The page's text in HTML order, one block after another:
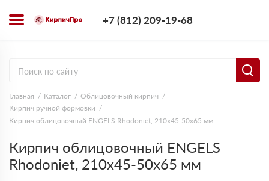
+7 (812) 209-19-68
Главная Каталог
Облицовочный кирпич
Кирпич ручной формовки
Кирпич облицовочный ENGELS Rhodoniet, 210х45-50х65 мм
Кирпич облицовочный ENGELS
Rhodoniet, 210х45-50х65 мм